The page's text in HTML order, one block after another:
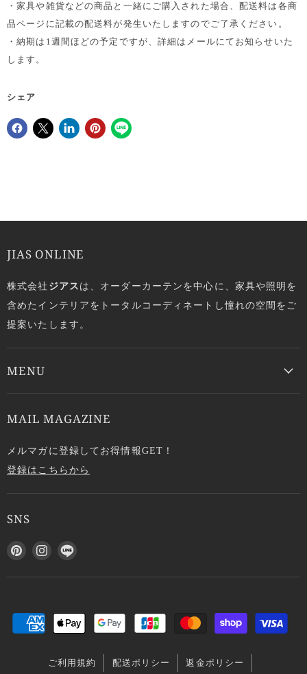
・家具や雑貨などの商品と一緒にご購入された場合、配送料は各商
品ページに記載の配送料が発生いたしますのでご了承ください。
・納期は1週間ほどの予定ですが、詳細はメールにてお知らせいた
します。
シェア
JIAS ONLINE
株式会社 ジアスは、オーダーカーテンを中心に、家具や照明を
含めたインテリアをトータルコーディネートし憧れの空間をご
提案いたします。
MENU
MAIL MAGAZINE
メルマガに登録してお得情報GET！
登録はこちらから
SNS
P
n
r
I
s
m
L
N
見
て
ご利用規約 配送ポリシー 返金ポリシー